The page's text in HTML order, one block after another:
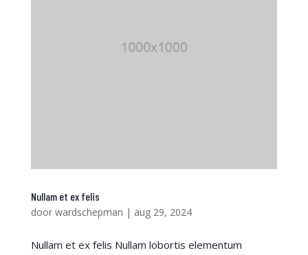
Nullam et ex felis
door wardschepman | aug 29, 2024
Nullam et ex felis Nullam lobortis elementum